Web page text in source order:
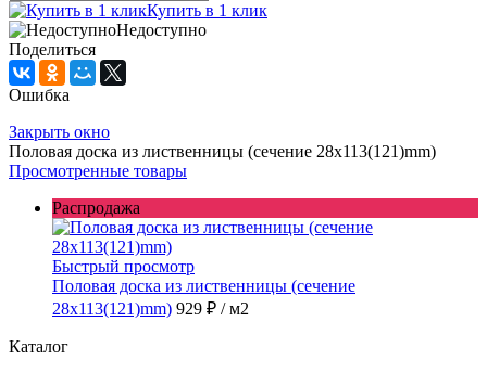
Купить в 1 клик
Недоступно
Поделиться
Ошибка
Закрыть окно
Половая доска из лиственницы (сечение 28x113(121)mm)
Просмотренные товары
Распродажа
Быстрый просмотр
Половая доска из лиственницы (сечение
28x113(121)mm) 929 ₽ / м2
Каталог